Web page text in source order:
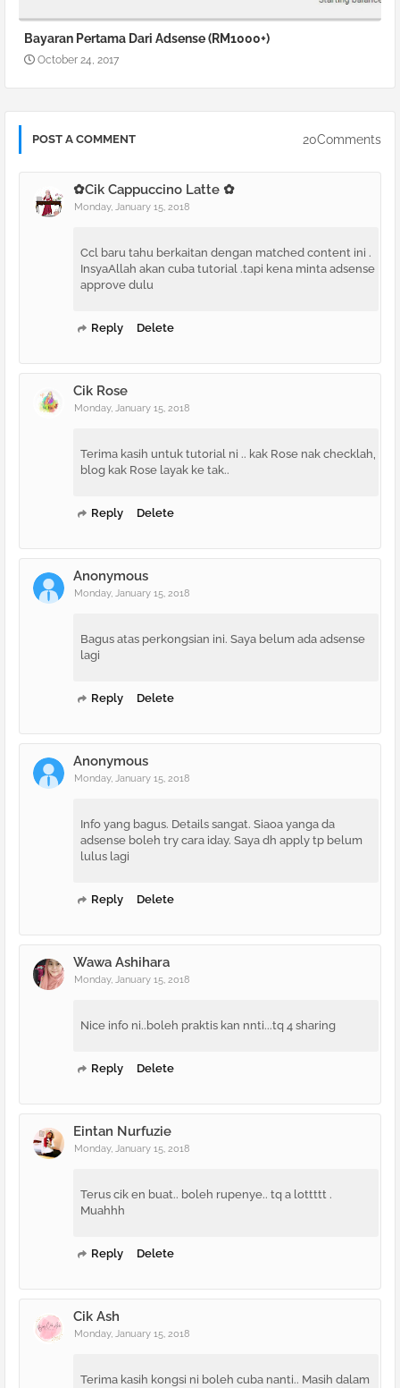
Bayaran Pertama Dari Adsense (RM1000+)
October 24, 2017
POST A COMMENT 20Comments
✿Cik Cappuccino Latte ✿
Monday, January 15, 2018
Ccl baru tahu berkaitan dengan matched content ini .
InsyaAllah akan cuba tutorial .tapi kena minta adsense
approve dulu
Reply Delete
Cik Rose
Monday, January 15, 2018
Terima kasih untuk tutorial ni .. kak Rose nak checklah,
blog kak Rose layak ke tak..
Reply Delete
Anonymous
Monday, January 15, 2018
Bagus atas perkongsian ini. Saya belum ada adsense
lagi
Reply Delete
Anonymous
Monday, January 15, 2018
Info yang bagus. Details sangat. Siaoa yanga da
adsense boleh try cara iday. Saya dh apply tp belum
lulus lagi
Reply Delete
Wawa Ashihara
Monday, January 15, 2018
Nice info ni..boleh praktis kan nnti...tq 4 sharing
Reply Delete
Eintan Nurfuzie
Monday, January 15, 2018
Terus cik en buat.. boleh rupenye.. tq a lottttt .
Muahhh
Reply Delete
Cik Ash
Monday, January 15, 2018
Terima kasih kongsi ni boleh cuba nanti.. Masih dalam